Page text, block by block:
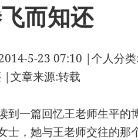
而知还
5-23 07:10 |个人分
|文章来源:转载
到一篇回忆王老师生平
士，她与王老师交往的那